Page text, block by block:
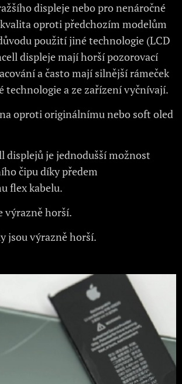
displeje nebo pro nenáročné
oproti předchozím modelům
použití jiné technologie (LCD
displeje mají horší pozorovací
a často mají silnější rámeček
technologie a ze zařízení vyčnívají.
oproti originálnímu nebo soft oled
displejů je jednodušší možnost
čipu díky předem
flex kabelu.
výrazně horší.
jsou výrazně horší.